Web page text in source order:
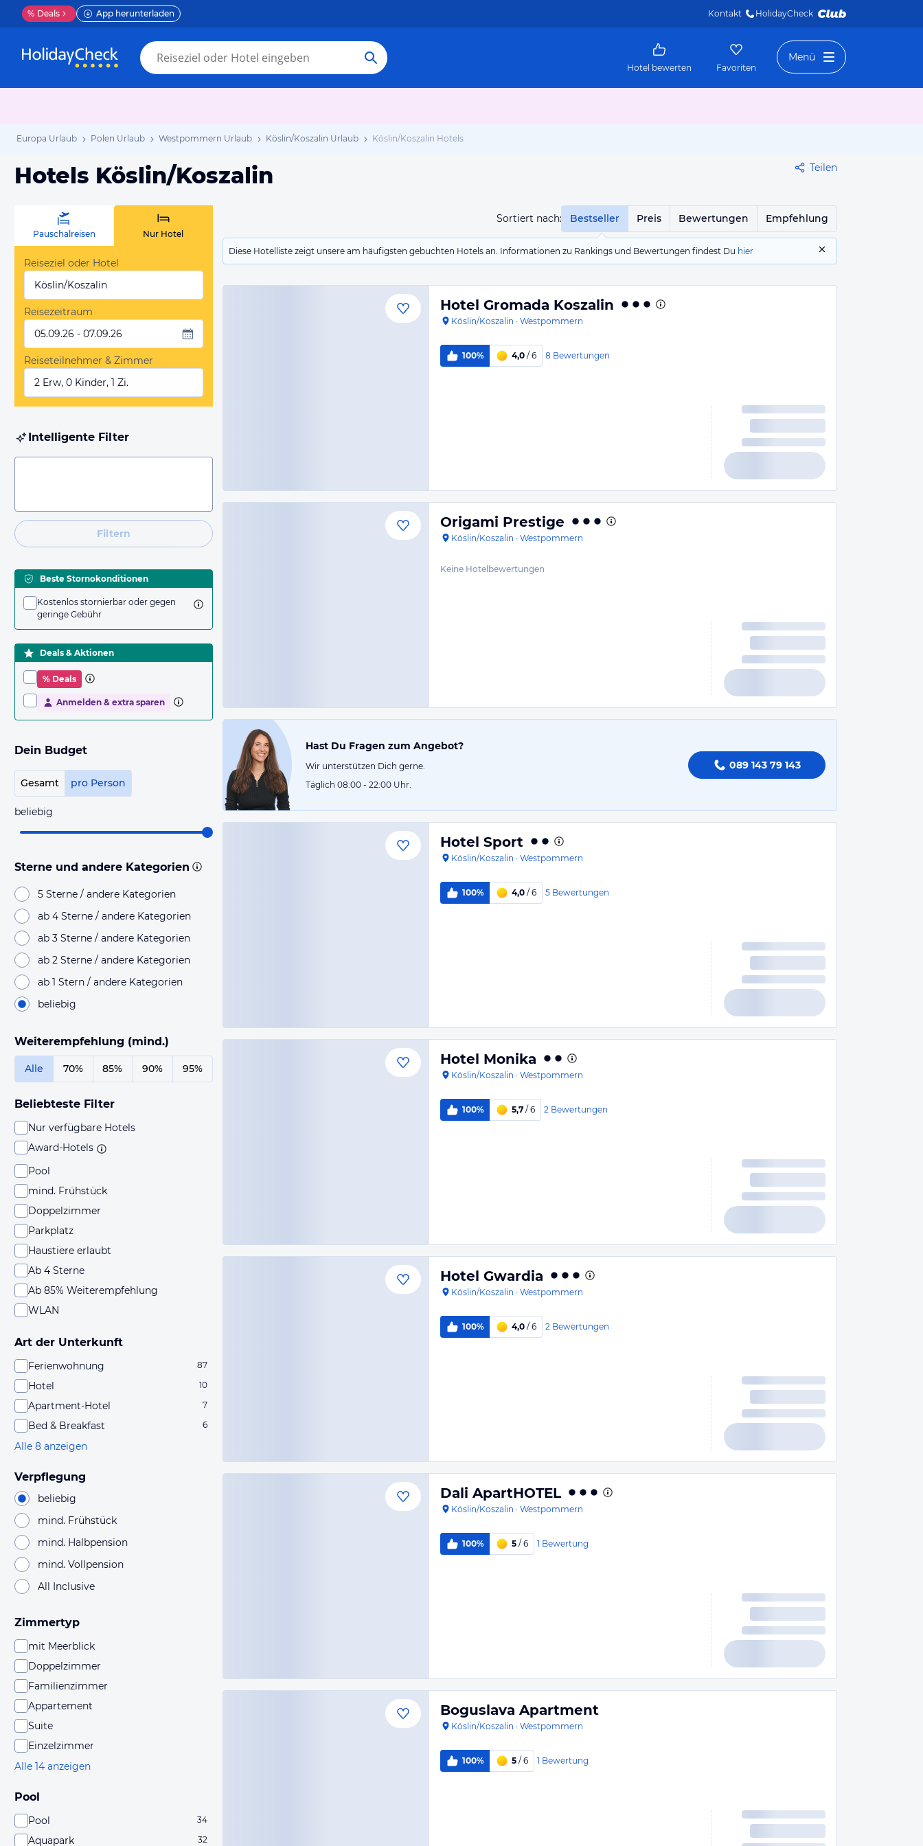
% Deals App herunterladen Kontakt HolidayCheck
Hotel bewerten Favoriten
Menü
Europa Urlaub Polen Urlaub Westpommern Urlaub Köslin/Koszalin Urlaub Köslin/Koszalin Hotels
Hotels Köslin/Koszalin Teilen
Sortiert nach: Bestseller Preis Bewertungen Empfehlung
Diese Hotelliste zeigt unsere am häufigsten gebuchten Hotels an. Informationen zu Rankings und Bewertungen findest Du hier
Pauschalreisen Nur Hotel
Reiseziel oder Hotel
Köslin/Koszalin
Reisezeitraum
05.09.26 - 07.09.26
Reiseteilnehmer & Zimmer
2 Erw, 0 Kinder, 1 Zi.
Intelligente Filter
Filtern
Beste Stornokonditionen
Kostenlos stornierbar oder gegen
geringe Gebühr
Deals & Aktionen
% Deals
Anmelden & extra sparen
Dein Budget
Gesamt pro Person
beliebig
Sterne und andere Kategorien
5 Sterne / andere Kategorien
ab 4 Sterne / andere Kategorien
ab 3 Sterne / andere Kategorien
ab 2 Sterne / andere Kategorien
ab 1 Stern / andere Kategorien
beliebig
Weiterempfehlung (mind.)
Alle 70% 85% 90% 95%
Beliebteste Filter
Nur verfügbare Hotels
Award-Hotels
Pool
mind. Frühstück
Doppelzimmer
Parkplatz
Haustiere erlaubt
Ab 4 Sterne
Ab 85% Weiterempfehlung
WLAN
Art der Unterkunft
Ferienwohnung 87
Hotel 10
Apartment-Hotel 7
Bed & Breakfast 6
Alle 8 anzeigen
Verpflegung
beliebig
mind. Frühstück
mind. Halbpension
mind. Vollpension
All Inclusive
Zimmertyp
mit Meerblick
Doppelzimmer
Familienzimmer
Appartement
Suite
Einzelzimmer
Alle 14 anzeigen
Pool
Pool 34
Aquapark 32
Hotel Gromada Koszalin
Köslin/Koszalin · Westpommern
100% 4,0 / 6 8 Bewertungen
Origami Prestige
Köslin/Koszalin · Westpommern
Keine Hotelbewertungen
Hast Du Fragen zum Angebot?
Wir unterstützen Dich gerne.
Täglich 08:00 - 22:00 Uhr.
089 143 79 143
Hotel Sport
Köslin/Koszalin · Westpommern
100% 4,0 / 6 5 Bewertungen
Hotel Monika
Köslin/Koszalin · Westpommern
100% 5,7 / 6 2 Bewertungen
Hotel Gwardia
Köslin/Koszalin · Westpommern
100% 4,0 / 6 2 Bewertungen
Dali ApartHOTEL
Köslin/Koszalin · Westpommern
100% 5 / 6 1 Bewertung
Boguslava Apartment
Köslin/Koszalin · Westpommern
100% 5 / 6 1 Bewertung